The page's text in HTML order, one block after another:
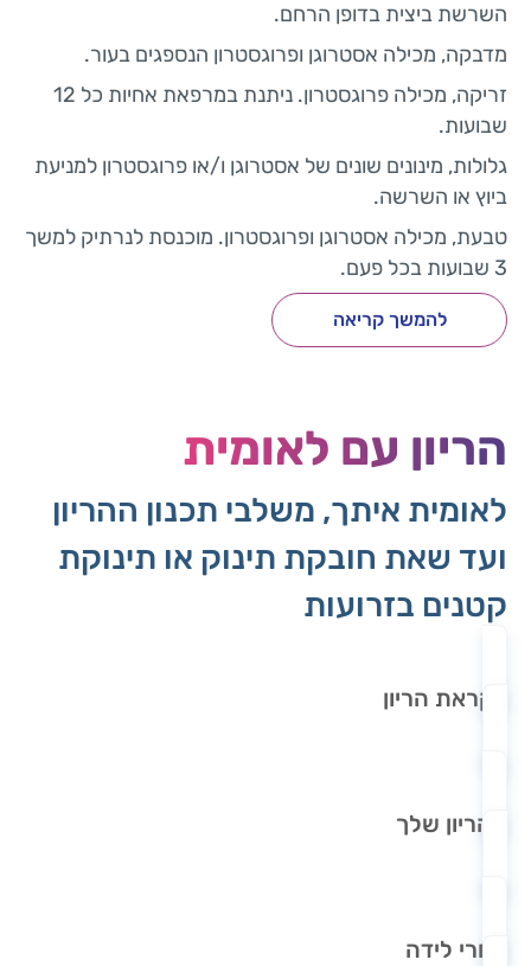
השרשת ביצית בדופן הרחם.
מדבקה, מכילה אסטרוגן ופרוגסטרון הנספגים בעור.
זריקה, מכילה פרוגסטרון. ניתנת במרפאת אחיות כל 12
שבועות.
גלולות, מינונים שונים של אסטרוגן ו/או פרוגסטרון למניעת
ביוץ או השרשה.
טבעת, מכילה אסטרוגן ופרוגסטרון. מוכנסת לנרתיק למשך
3 שבועות בכל פעם.
להמשך קריאה
הריון עם לאומית
לאומית איתך, משלבי תכנון ההריון
ועד שאת חובקת תינוק או תינוקת
קטנים בזרועות
לקראת הריון
ההריון שלך
אחרי לידה